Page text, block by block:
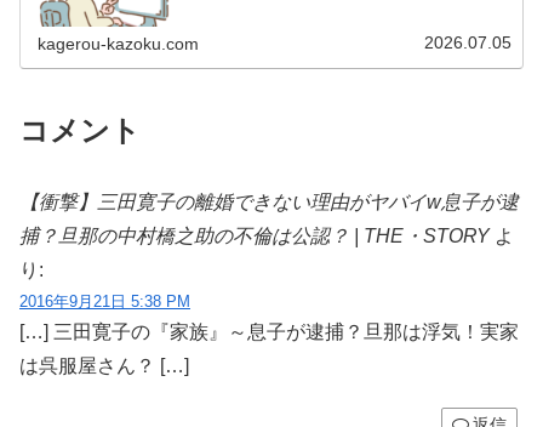
kagerou-kazoku.com 2026.07.05
コメント
【衝撃】三田寛子の離婚できない理由がヤバイw息子が逮
捕？旦那の中村橋之助の不倫は公認？ | THE・STORY よ
り:
2016年9月21日 5:38 PM
[…] 三田寛子の『家族』～息子が逮捕？旦那は浮気！実家
は呉服屋さん？ […]